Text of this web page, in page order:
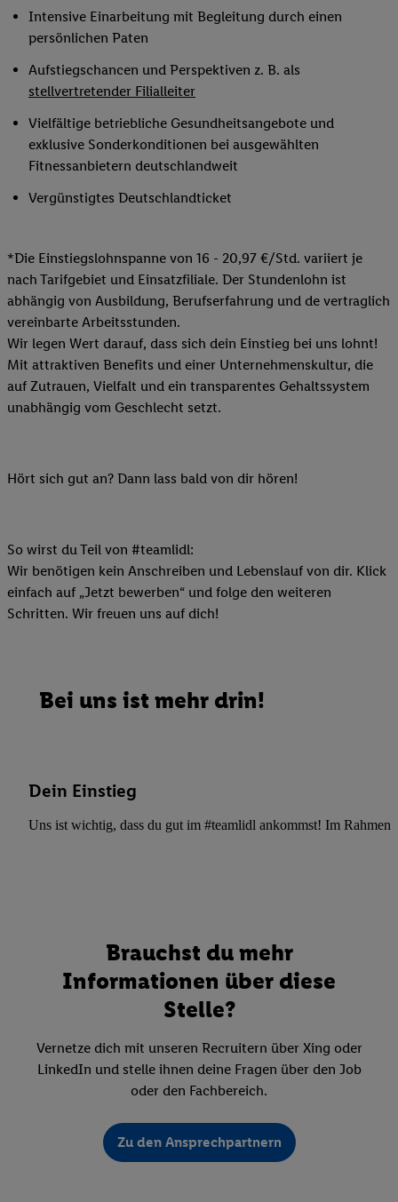
Intensive Einarbeitung mit Begleitung durch einen
persönlichen Paten
Aufstiegschancen und Perspektiven z. B. als
stellvertretender Filialleiter
Vielfältige betriebliche Gesundheitsangebote und
exklusive Sonderkonditionen bei ausgewählten
Fitnessanbietern deutschlandweit
Vergünstigtes Deutschlandticket
*Die Einstiegslohnspanne von 16 - 20,97 €/Std. variiert je
nach Tarifgebiet und Einsatzfiliale. Der Stundenlohn ist
abhängig von Ausbildung, Berufserfahrung und de vertraglich
vereinbarte Arbeitsstunden.
Wir legen Wert darauf, dass sich dein Einstieg bei uns lohnt!
Mit attraktiven Benefits und einer Unternehmenskultur, die
auf Zutrauen, Vielfalt und ein transparentes Gehaltssystem
unabhängig vom Geschlecht setzt.
Hört sich gut an? Dann lass bald von dir hören!
So wirst du Teil von #teamlidl:
Wir benötigen kein Anschreiben und Lebenslauf von dir. Klick
einfach auf „Jetzt bewerben“ und folge den weiteren
Schritten. Wir freuen uns auf dich!
Bei uns ist mehr drin!
Dein Einstieg
Uns ist wichtig, dass du gut im #teamlidl ankommst! Im Rahmen
Brauchst du mehr
Informationen über diese
Stelle?
Vernetze dich mit unseren Recruitern über Xing oder
LinkedIn und stelle ihnen deine Fragen über den Job
oder den Fachbereich.
Zu den Ansprechpartnern